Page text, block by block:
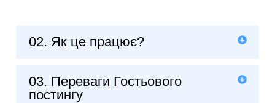
02. Як це працює?
03. Переваги Гостьового
постингу